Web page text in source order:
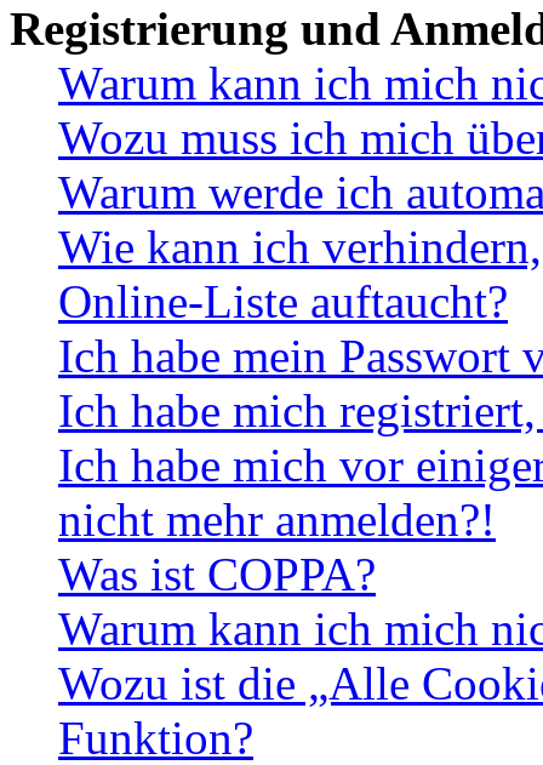
Registrierung und
Warum kann ich mich
Wozu muss ich mich
Warum werde ich
Wie kann ich
Online-Liste auftaucht?
Ich habe mein Passwort
Ich habe mich
Ich habe mich vor
nicht mehr anmelden?!
Was ist COPPA?
Warum kann ich mich
Wozu ist die „Alle
Funktion?